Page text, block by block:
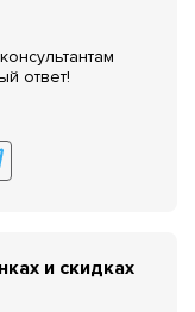
ответ!
и скидках